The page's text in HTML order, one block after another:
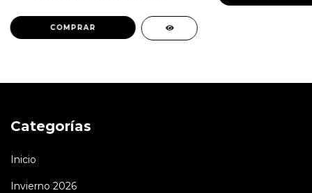
COMPRAR
Categorías
Inicio
Invierno 2026